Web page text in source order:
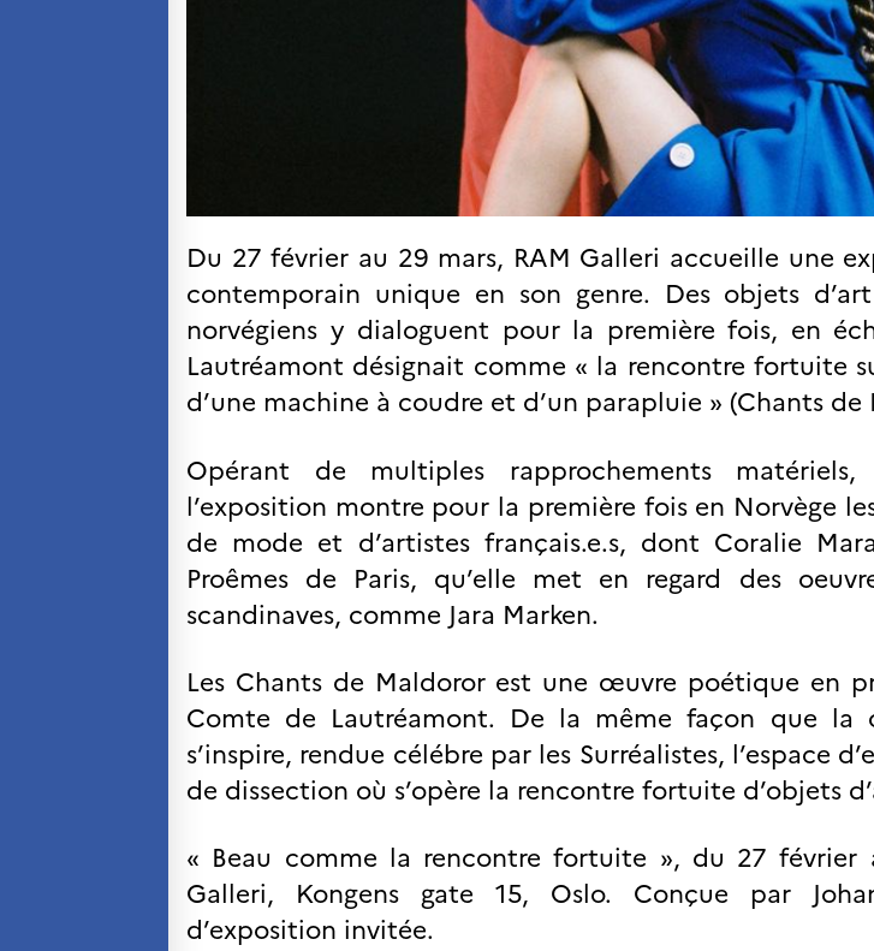
Étudier en France
Campus France Norvège en
voyage en France
Étudier en Norvège
Doctorats et post-doctorats
en France
Bourse d’études
French+Gastronomy et French+
Institutionnels
France Alumni
SCIENCE ET
RECHERCHE
Programmes de
Åsgard
Åsgard Horizon
Bourses
Arctic Frontiers
France Excellence Research
Programme Norway
Événements
Science Night
Du 27 février au 29 mars, RAM Galleri accueille une
contemporain unique en son genre. Des objets
norvégiens y dialoguent pour la première fois, en
Lautréamont désignait comme « la rencontre fortuite
d’une machine à coudre et d’un parapluie » (Chants de
Opérant de multiples rapprochements
l’exposition montre pour la première fois en Norvège
de mode et d’artistes français.e.s, dont Coralie
Proêmes de Paris, qu’elle met en regard des
scandinaves, comme Jara Marken.
Les Chants de Maldoror est une œuvre poétique en
Comte de Lautréamont. De la même façon que la
s’inspire, rendue célébre par les Surréalistes, l’espace
de dissection où s’opère la rencontre fortuite d’objets
« Beau comme la rencontre fortuite », du 27 février
Galleri, Kongens gate 15, Oslo. Conçue par
d’exposition invitée.